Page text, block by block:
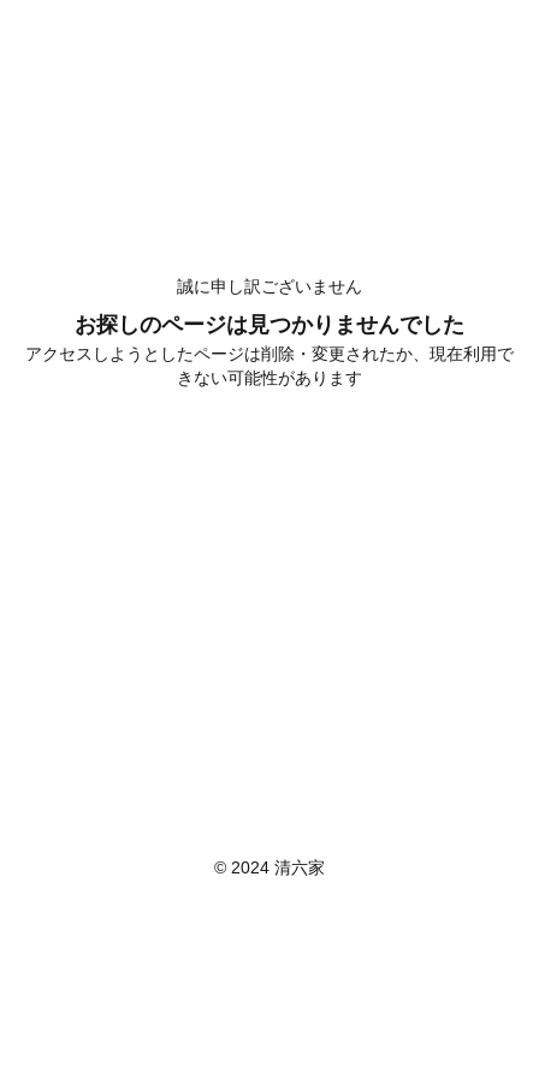
誠に申し訳ございません
お探しのページは見つかりませんでした
アクセスしようとしたページは削除・変更されたか、現在利用で
きない可能性があります
© 2024 清六家